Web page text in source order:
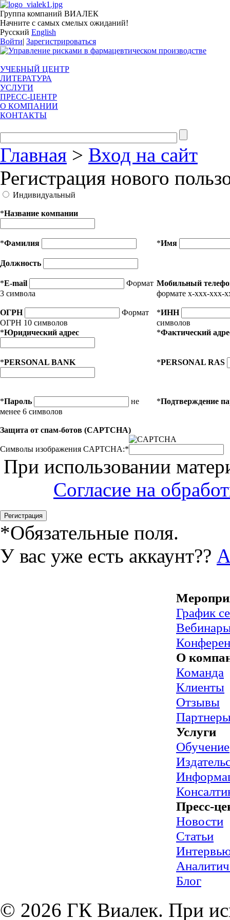
Группа компаний ВИАЛЕК
Начните с самых смелых ожиданий!
Русский English
Войти| Зарегистрироваться
УЧЕБНЫЙ ЦЕНТР
ЛИТЕРАТУРА
УСЛУГИ
ПРЕСС-ЦЕНТР
О КОМПАНИИ
КОНТАКТЫ
Главная > Вход на сайт
Регистрация нового
Индивидуальный
*Название компании
*Фамилия *Имя
Должность
*E-mail
Формат
3 символа
Мобильный
формате x-xxx-xxx-
ОГРН
Формат
ОГРН 10 символов
*ИНН
символов
*Юридический адрес *Фактический
*PERSONAL BANK *PERSONAL RAS
*Пароль
не
менее 6 символов
*Подтверждение
Защита от спам-ботов (CAPTCHA)
Символы изображения CAPTCHA:*
При использовании
Согласие на
*Обязательные поля.
У вас уже есть аккаунт??
График
О
Команда
Клиенты
Отзывы
Услуги
Обучение
Пресс-
Новости
Статьи
Блог
© 2026 ГК Виалек. При